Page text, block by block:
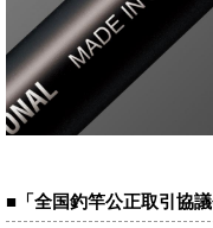
■「全国釣竿公正取引協